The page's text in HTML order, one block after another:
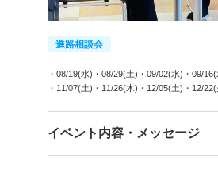
進路相談会
・08/19(水) ・08/29(土) ・09/02(水) ・09/
・11/07(土) ・11/26(木) ・12/05(土) ・12/
イベント内容・メッセージ